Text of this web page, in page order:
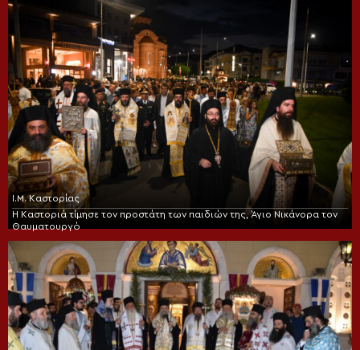
Ι.Μ. Καστορίας
Η Καστοριά τίμησε τον προστάτη των παιδιών της, Άγιο Νικάνορα τον
Θαυματουργό